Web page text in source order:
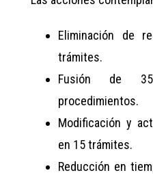
Eliminación de
trámites.
Fusión de
procedimientos.
Modificación y
en 15 trámites.
Reducción en